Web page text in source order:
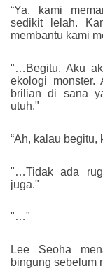
“Ya, kami
sedikit lelah.
membantu kami
"…Begitu. Aku
ekologi monster.
brilian di sana
utuh."
“Ah, kalau begitu,
"…Tidak ada
juga."
"…"
Lee Seoha
bingung sebelum